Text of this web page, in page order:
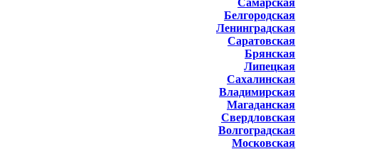
Самарская
Белгородская
Ленинградская
Саратовская
Брянская
Липецкая
Сахалинская
Владимирская
Магаданская
Свердловская
Волгоградская
Московская